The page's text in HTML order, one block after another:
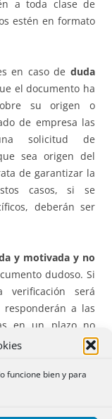
funcione bien y para
a toda clase de
estén en formato
en caso de duda
el documento ha
su origen o
de empresa las
solicitud de
sea origen del
de garantizar la
casos, si se
deberán ser
y motivada y no
dudoso. Si
será
responderán a las
en un plazo no
no confirma la
rechazado.